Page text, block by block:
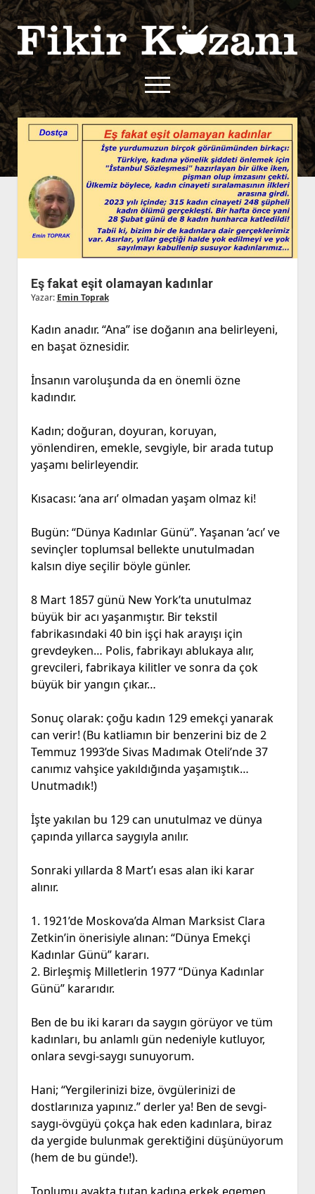
Fikir
Kazanı
menüyü
aç
twitterfacebook
rss
Hakkımızda
açılır
menüyü
aç
Kullanım Koşulları
Gizlilik Politikası
Çerez Politikası
İletişim
Kurallar
Başvuru
Eş fakat eşit olamayan kadınlar
Yazar: Emin Toprak
Kadın anadır. “Ana” ise doğanın ana belirleyeni,
en başat öznesidir.
İnsanın varoluşunda da en önemli özne
kadındır.
Kadın; doğuran, doyuran, koruyan,
yönlendiren, emekle, sevgiyle, bir arada tutup
yaşamı belirleyendir.
Kısacası: ‘ana arı’ olmadan yaşam olmaz ki!
Bugün: “Dünya Kadınlar Günü”. Yaşanan ‘acı’ ve
sevinçler toplumsal bellekte unutulmadan
kalsın diye seçilir böyle günler.
8 Mart 1857 günü New York’ta unutulmaz
büyük bir acı yaşanmıştır. Bir tekstil
fabrikasındaki 40 bin işçi hak arayışı için
grevdeyken… Polis, fabrikayı ablukaya alır,
grevcileri, fabrikaya kilitler ve sonra da çok
büyük bir yangın çıkar…
Sonuç olarak: çoğu kadın 129 emekçi yanarak
can verir! (Bu katliamın bir benzerini biz de 2
Temmuz 1993’de Sivas Madımak Oteli’nde 37
canımız vahşice yakıldığında yaşamıştık…
Unutmadık!)
İşte yakılan bu 129 can unutulmaz ve dünya
çapında yıllarca saygıyla anılır.
Sonraki yıllarda 8 Mart’ı esas alan iki karar
alınır.
1. 1921’de Moskova’da Alman Marksist Clara
Zetkin’in önerisiyle alınan: “Dünya Emekçi
Kadınlar Günü” kararı.
2. ⁠Birleşmiş Milletlerin 1977 “Dünya Kadınlar
Günü” kararıdır.
Ben de bu iki kararı da saygın görüyor ve tüm
kadınları, bu anlamlı gün nedeniyle kutluyor,
onlara sevgi-saygı sunuyorum.
Hani; “Yergilerinizi bize, övgülerinizi de
dostlarınıza yapınız.” derler ya! Ben de sevgi-
saygı-övgüyü çokça hak eden kadınlara, biraz
da yergide bulunmak gerektiğini düşünüyorum
(hem de bu günde!).
Toplumu ayakta tutan kadına erkek egemen